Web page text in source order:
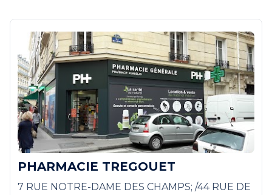
PHARMACIE TREGOUET
7 RUE NOTRE-DAME DES CHAMPS; /44 RUE DE